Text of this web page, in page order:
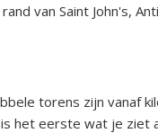
van Saint John's,
torens zijn vanaf
het eerste wat je ziet